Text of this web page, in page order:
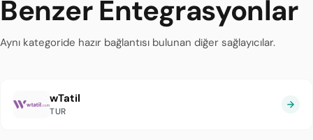
Benzer Entegrasyonlar
Aynı kategoride hazır bağlantısı bulunan diğer sağlayıcılar.
wTatil
TUR